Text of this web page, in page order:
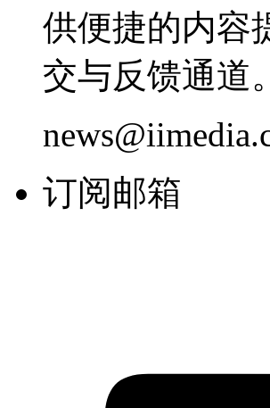
供便捷的内容
交与反馈通道。
订阅邮箱